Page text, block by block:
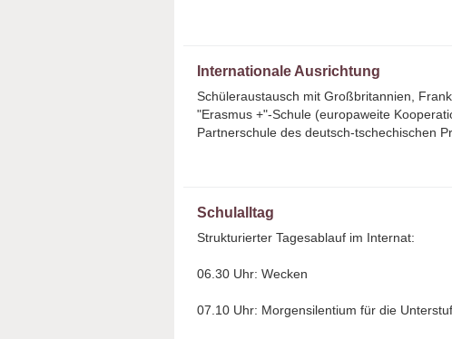
Internationale Ausrichtung
Schüleraustausch mit Großbritannien,
"Erasmus +"-Schule (europaweite
Partnerschule des deutsch-tschechischen
Schulalltag
Strukturierter Tagesablauf im Internat:
06.30 Uhr: Wecken
07.10 Uhr: Morgensilentium für die